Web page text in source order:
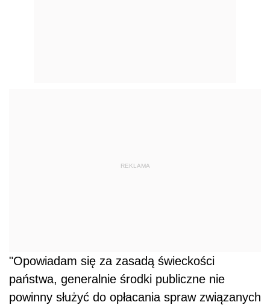
REKLAMA
"Opowiadam się za zasadą świeckości
państwa, generalnie środki publiczne nie
powinny służyć do opłacania spraw związanych